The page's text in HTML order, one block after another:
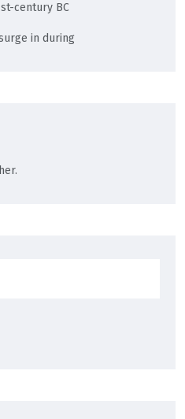
century BC
in during